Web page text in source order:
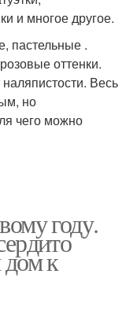
и многое другое.
пастельные .
оттенки.
Весь
но
чего можно
году.
дом к